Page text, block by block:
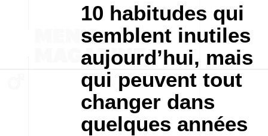
10 habitudes qui
semblent inutiles
aujourd’hui, mais
qui peuvent tout
changer dans
quelques années